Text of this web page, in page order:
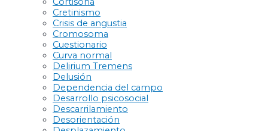
Cretinismo
Crisis de angustia
Cromosoma
Cuestionario
Curva normal
Delirium Tremens
Delusión
Dependencia del campo
Desarrollo psicosocial
Descarrilamiento
Desorientación